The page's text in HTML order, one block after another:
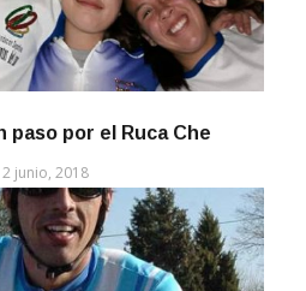
paso por el Ruca Che
junio, 2018